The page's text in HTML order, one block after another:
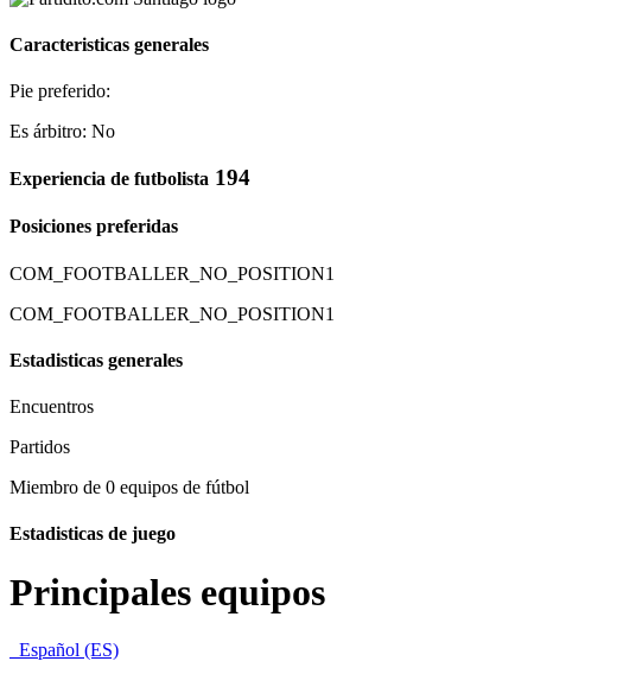
Caracteristicas generales
Pie preferido:
Es árbitro: No
Experiencia de futbolista 194
Posiciones preferidas
COM_FOOTBALLER_NO_POSITION1
COM_FOOTBALLER_NO_POSITION1
Estadisticas generales
Encuentros
Partidos
Miembro de 0 equipos de fútbol
Estadisticas de juego
Principales equipos
Español (ES)